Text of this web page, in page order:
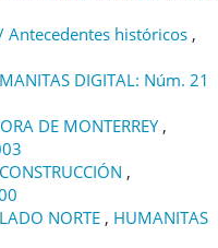
Antecedentes históricos ,
DIGITAL: Núm. 21
DE MONTERREY,
,
NORTE , HUMANITAS